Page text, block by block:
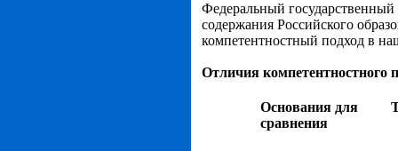
Федеральный государственный
содержания Российского
компетентностный подход в
Отличия компетентностного
Основания для
сравнения